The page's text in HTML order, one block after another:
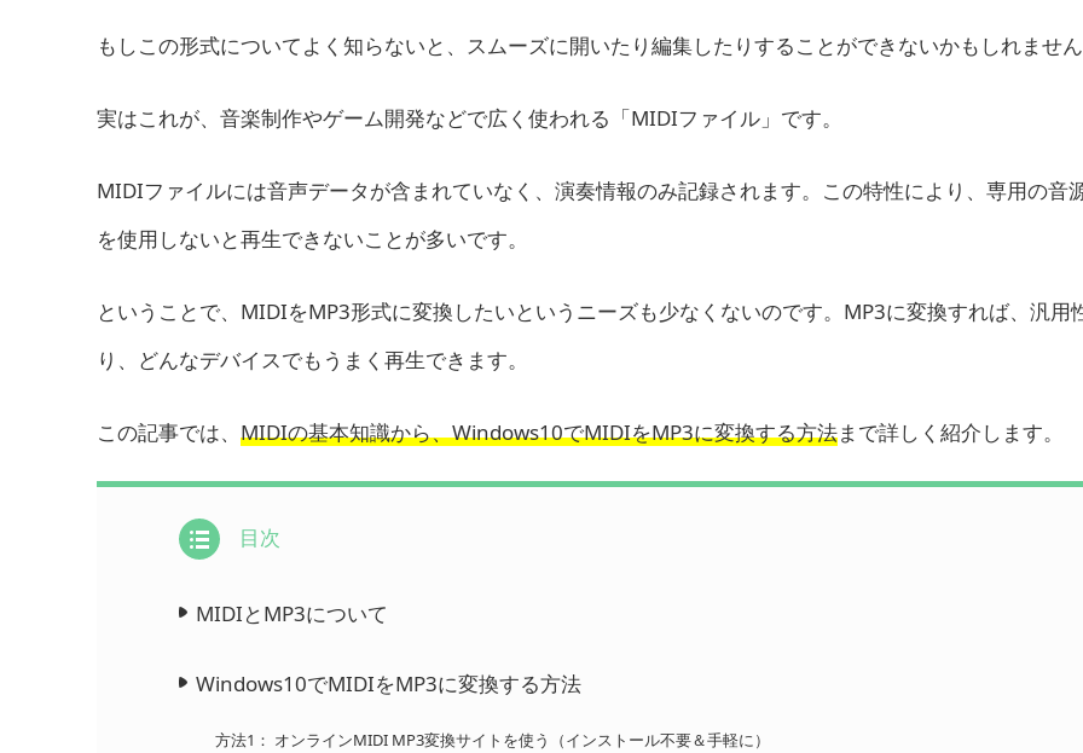
もしこの形式についてよく知らないと、スムーズに開いたり編集したりすることができないかもしれませ
実はこれが、音楽制作やゲーム開発などで広く使われる「MIDIファイル」です。
MIDIファイルには音声データが含まれていなく、演奏情報のみ記録されます。この特性により、専用の音
を使用しないと再生できないことが多いです。
ということで、MIDIをMP3形式に変換したいというニーズも少なくないのです。MP3に変換すれば、汎用
り、どんなデバイスでもうまく再生できます。
この記事では、 MIDIの基本知識から、Windows10でMIDIをMP3に変換する方法まで詳しく紹介します。
目次
MIDIとMP3について
Windows10でMIDIをMP3に変換する方法
方法1： オンラインMIDI MP3変換サイトを使う（インストール不要＆手軽に）